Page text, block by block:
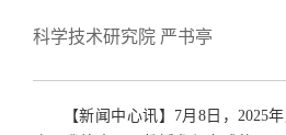
科学技术研究院 严书亭
【新闻中心讯】7月8日，2025